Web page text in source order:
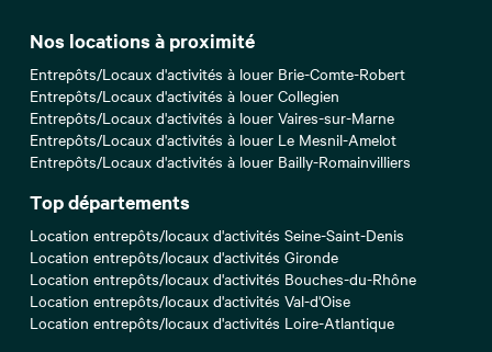
Nos locations à proximité
Entrepôts/Locaux d'activités à louer Brie-Comte-Robert
Entrepôts/Locaux d'activités à louer Collegien
Entrepôts/Locaux d'activités à louer Vaires-sur-Marne
Entrepôts/Locaux d'activités à louer Le Mesnil-Amelot
Entrepôts/Locaux d'activités à louer Bailly-Romainvilliers
Top départements
Location entrepôts/locaux d'activités Seine-Saint-Denis
Location entrepôts/locaux d'activités Gironde
Location entrepôts/locaux d'activités Bouches-du-Rhône
Location entrepôts/locaux d'activités Val-d'Oise
Location entrepôts/locaux d'activités Loire-Atlantique